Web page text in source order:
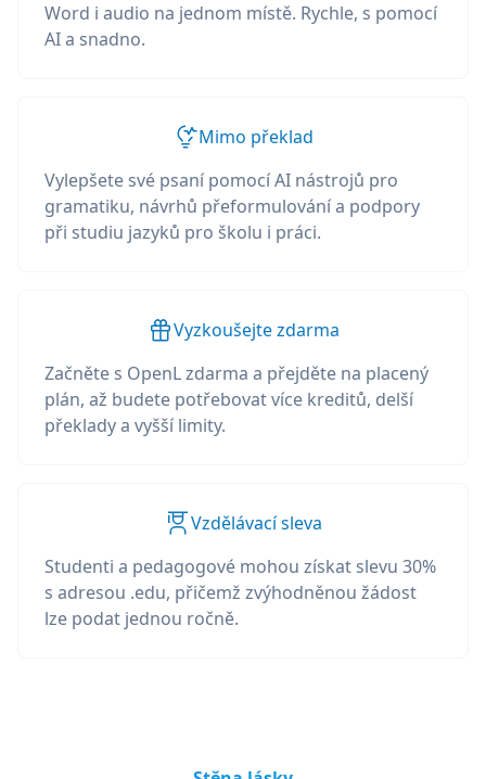
Word i audio na jednom místě. Rychle, s pomocí
AI a snadno.
Mimo překlad
Vylepšete své psaní pomocí AI nástrojů pro
gramatiku, návrhů přeformulování a podpory
při studiu jazyků pro školu i práci.
Vyzkoušejte zdarma
Začněte s OpenL zdarma a přejděte na placený
plán, až budete potřebovat více kreditů, delší
překlady a vyšší limity.
Vzdělávací sleva
Studenti a pedagogové mohou získat slevu 30%
s adresou .edu, přičemž zvýhodněnou žádost
lze podat jednou ročně.